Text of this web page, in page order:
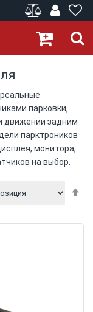
парковки,
движении задним
парктроников
монитора,
на выбор.